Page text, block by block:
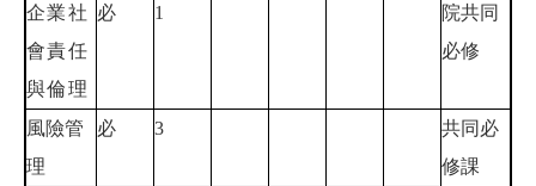
企業社
會責任
與倫理
必 1
院共同
必修
風險管
理
必 3
共同必
修課